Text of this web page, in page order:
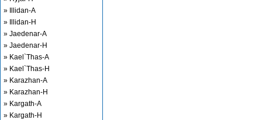
» Illidan-A
» Illidan-H
» Jaedenar-A
» Jaedenar-H
» Kael`Thas-A
» Kael`Thas-H
» Karazhan-A
» Karazhan-H
» Kargath-A
» Kargath-H